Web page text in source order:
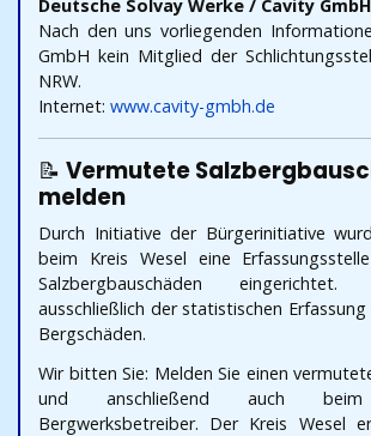
Deutsche Solvay Werke / Cavity GmbH
Nach den uns vorliegenden
GmbH kein Mitglied der
NRW.
Internet: www.cavity-gmbh.de
📝 Vermutete
melden
Durch Initiative der Bürgerinitiative
beim Kreis Wesel eine
Salzbergbauschäden
ausschließlich der statistischen
Bergschäden.
Wir bitten Sie: Melden Sie einen
und anschließend auch beim
Bergwerksbetreiber. Der Kreis Wesel